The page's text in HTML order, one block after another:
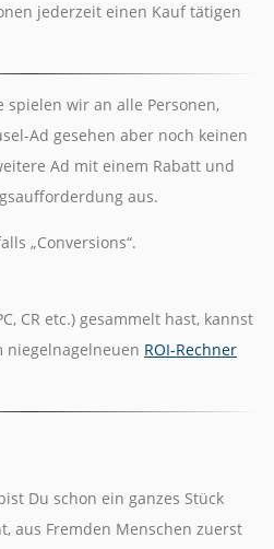
jederzeit einen Kauf tätigen
spielen wir an alle Personen,
Ad gesehen aber noch keinen
Ad mit einem Rabatt und
aus.
„Conversions“.
CR etc.) gesammelt hast, kannst
niegelnagelneuen ROI-Rechner
Du schon ein ganzes Stück
aus Fremden Menschen zuerst